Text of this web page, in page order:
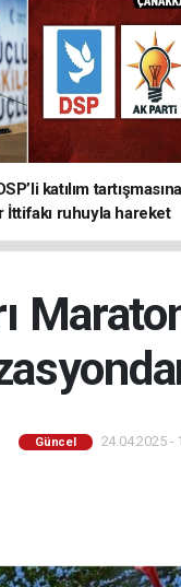
katılım tartışmasına
İttifakı ruhuyla hareket
Güncel 24.04.2025 -